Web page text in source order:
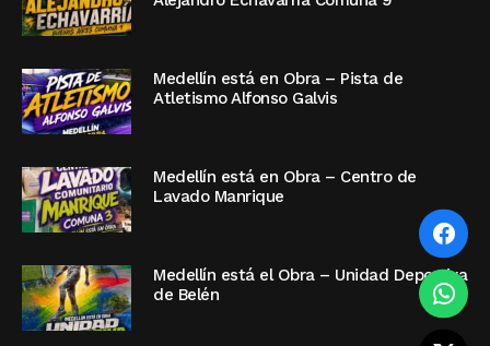
Medellín está en Obra – Pista de
Atletismo Alfonso Galvis
Medellín está en Obra – Centro de
Lavado Manrique
Medellín está el Obra – Unidad Deportiva
de Belén